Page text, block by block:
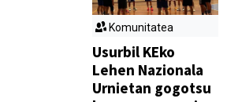
Komunitatea
Usurbil KEko
Lehen Nazionala
Urnietan gogotsu